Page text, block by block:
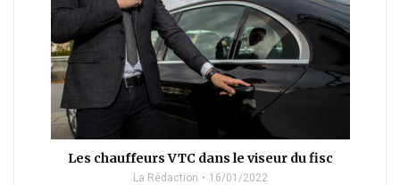
Les chauffeurs VTC dans le viseur du fisc
La Rédaction 16/01/2022